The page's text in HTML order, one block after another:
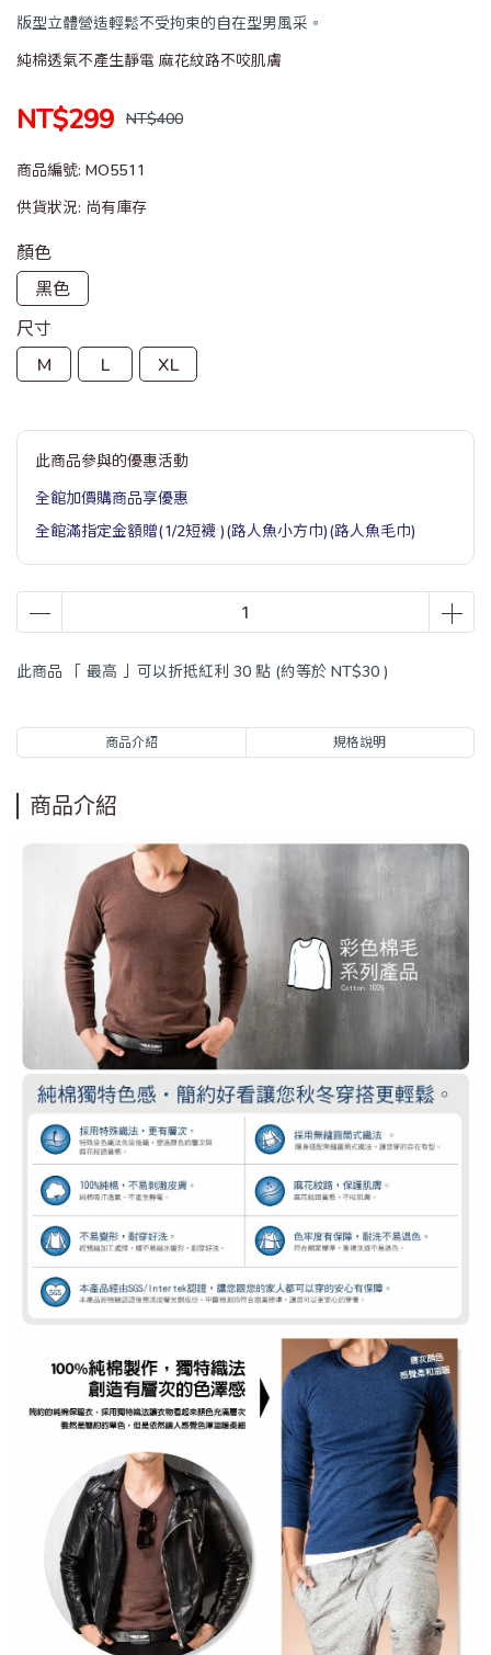
版型立體營造輕鬆不受拘束的自在型男風采。
純棉透氣不產生靜電 麻花紋路不咬肌膚
NT$299 NT$400
商品編號: MO5511
供貨狀況: 尚有庫存
顏色
黑色
尺寸
M
L XL
此商品參與的優惠活動
全館加價購商品享優惠
全館滿指定金額贈(1/2短襪 )(路人魚小方巾)(路人魚毛巾)
此商品 「 最高 」可以折抵紅利 30 點 (約等於 NT$30 )
商品介紹 規格說明
商品介紹